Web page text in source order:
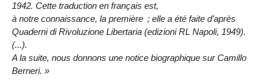
1942. Cette traduction en français est,
à notre connaissance, la première ; elle a été faite d’après
Quaderni di Rivoluzione Libertaria (edizioni RL Napoli, 1949).
(...).
A la suite, nous donnons une notice biographique sur Camillo
Berneri.